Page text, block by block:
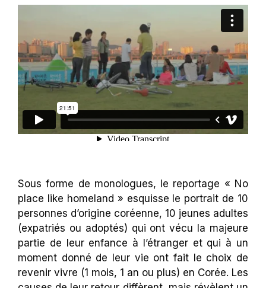
Sous forme de monologues, le reportage « No
place like homeland » esquisse le portrait de 10
personnes d’origine coréenne, 10 jeunes adultes
(expatriés ou adoptés) qui ont vécu la majeure
partie de leur enfance à l’étranger et qui à un
moment donné de leur vie ont fait le choix de
revenir vivre (1 mois, 1 an ou plus) en Corée. Les